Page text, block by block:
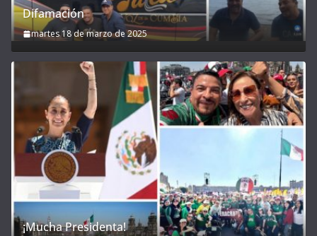
Difamación
martes 18 de marzo de 2025
¡Mucha Presidenta!